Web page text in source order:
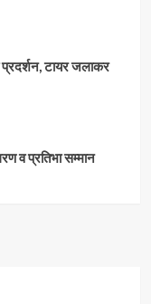
टायर जलाकर
व प्रतिभा सम्मान